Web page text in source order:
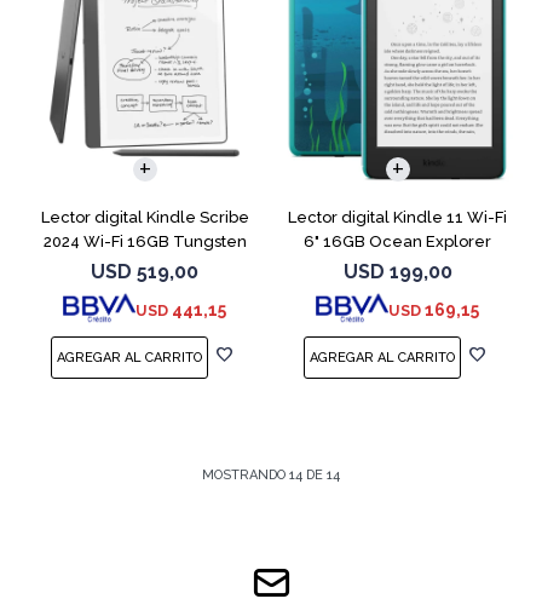
Lector digital Kindle Scribe
2024 Wi-Fi 16GB Tungsten
USD 519,00
USD 441,15
Lector digital Kindle 11 Wi-Fi
6" 16GB Ocean Explorer
USD 199,00
USD 169,15
MOSTRANDO 14 DE 14